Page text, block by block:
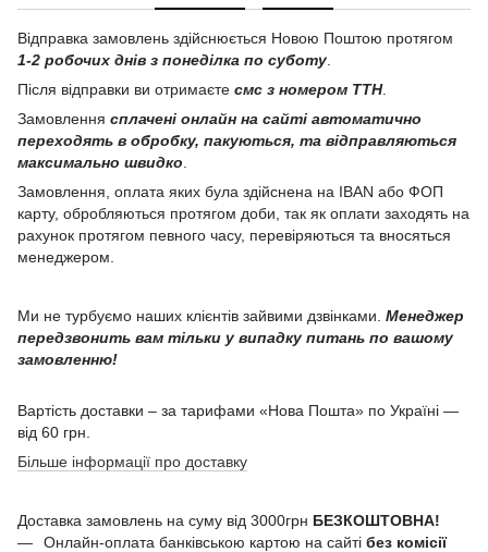
Відправка замовлень здійснюється Новою Поштою протягом
1-2 робочих днів з понеділка по суботу
Після відправки ви отримаєте смс з номером ТТН.
Замовлення сплачені онлайн на сайті автоматично
переходять в обробку, пакуються, та відправляються
максимально швидко
Замовлення, оплата яких була здійснена на IBAN або ФОП
карту, обробляються протягом доби, так як оплати заходять на
рахунок протягом певного часу, перевіряються та вносяться
менеджером.
Ми не турбуємо наших клієнтів зайвими дзвінками. Менеджер
передзвонить вам тільки у випадку питань по вашому
замовленню!
Вартість доставки – за тарифами «Нова Пошта» по Україні —
від 60 грн.
Більше інформації про доставку
Доставка замовлень на суму від 3000грн БЕЗКОШТОВНА!
Онлайн-оплата банківською картою на сайті без комісії